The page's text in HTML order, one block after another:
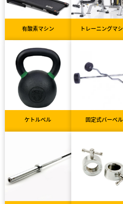
有酸素マシン トレーニングマ
ケトルベル 固定式バーベル